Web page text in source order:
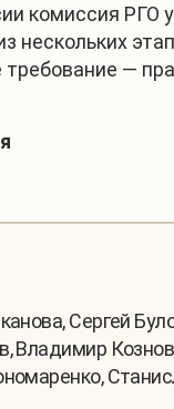
комиссия
нескольких
—
Сергей
Владимир